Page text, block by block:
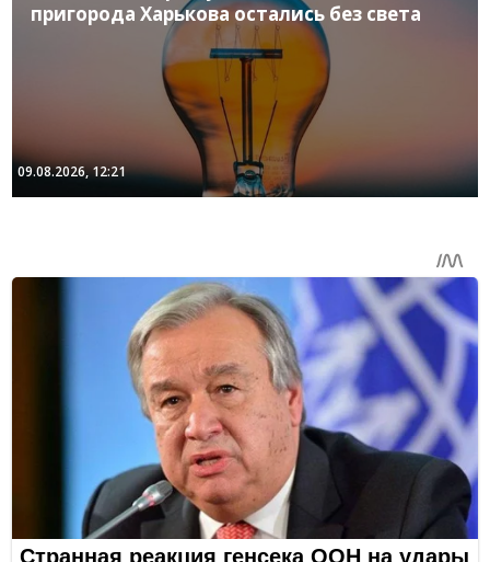
пригорода Харькова остались без света
09.08.2026, 12:21